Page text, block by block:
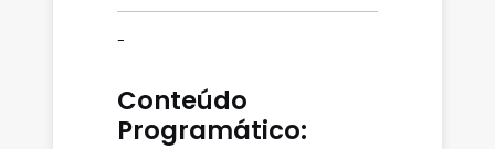
-
Conteúdo
Programático: